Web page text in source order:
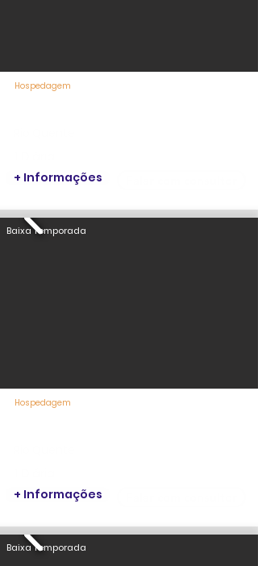
Hospedagem
+ Informações
Baixa Temporada
Hospedagem
+ Informações
Baixa Temporada